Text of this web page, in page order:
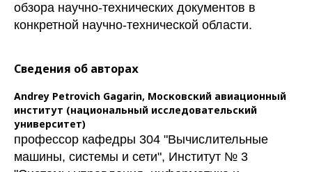
обзора научно-технических документов в
конкретной научно-технической области.
Сведения об авторах
Andrey Petrovich Gagarin, Московский авиационный
институт (национальный исследовательский
университет)
профессор кафедры 304 "Вычислительные
машины, системы и сети", Институт № 3